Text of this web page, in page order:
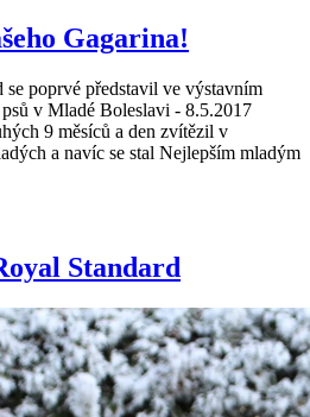
Gagarina!
se poprvé představil ve výstavním
v Mladé Boleslavi - 8.5.2017
9 měsíců a den zvítězil v
a navíc se stal Nejlepším mladým
Standard